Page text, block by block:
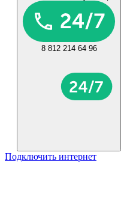
8 812 214 64 96
Подключить интернет